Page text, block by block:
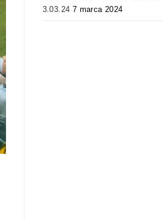
3.03.24 7 marca 2024